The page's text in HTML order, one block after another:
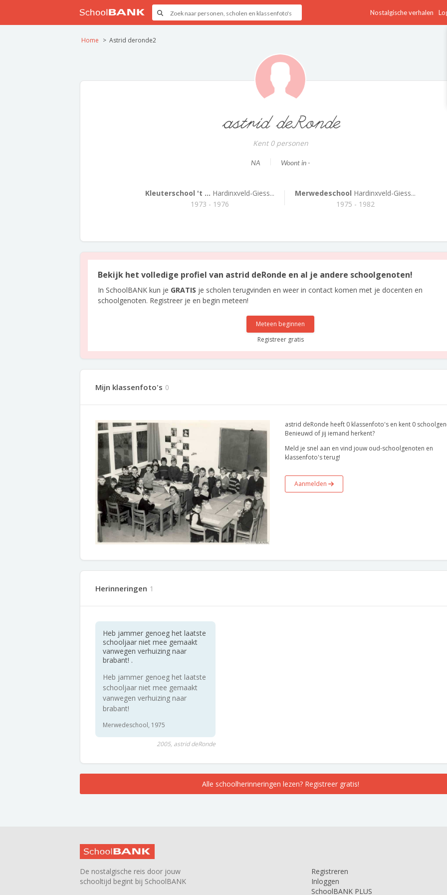
Nostalgische verhalen
Home Astrid deronde2
astrid deRonde
Kent 0 personen
NA Woont in -
Kleuterschool 't ... Hardinxveld-Giess...
1973 - 1976
Merwedeschool Hardinxveld-Giess...
1975 - 1982
Bekijk het volledige profiel van astrid deRonde en al je andere schoolgenoten!
In SchoolBANK kun je GRATIS je scholen terugvinden en weer in contact komen met je docenten en
schoolgenoten. Registreer je en begin meteen!
Meteen beginnen
Registreer gratis
Mijn klassenfoto's 0
astrid deRonde heeft 0 klassenfoto's en kent 0
Benieuwd of jij iemand herkent?
Meld je snel aan en vind jouw oud-schoolgenoten en
klassenfoto's terug!
Aanmelden
Herinneringen 1
Heb jammer genoeg het laatste
schooljaar niet mee gemaakt
vanwegen verhuizing naar
brabant! .
Heb jammer genoeg het laatste
schooljaar niet mee gemaakt
vanwegen verhuizing naar
brabant!
Merwedeschool, 1975
2005, astrid deRonde
Alle schoolherinneringen lezen? Registreer gratis!
De nostalgische reis door jouw
schooltijd begint bij SchoolBANK
Registreren
Inloggen
SchoolBANK PLUS